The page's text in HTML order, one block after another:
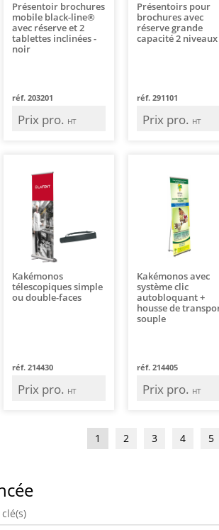
Présentoir brochures
mobile black-line®
avec réserve et 2
tablettes inclinées -
noir
réf. 203201
Prix pro. HT
Présentoirs pour
brochures avec
réserve grande
capacité 2 niveaux
réf. 291101
Prix pro. HT
Kakémonos
télescopiques simple
ou double-faces
réf. 214430
Prix pro. HT
Kakémonos avec
système clic
autobloquant +
housse de
souple
réf. 214405
Prix pro. HT
1 2 3 4 5